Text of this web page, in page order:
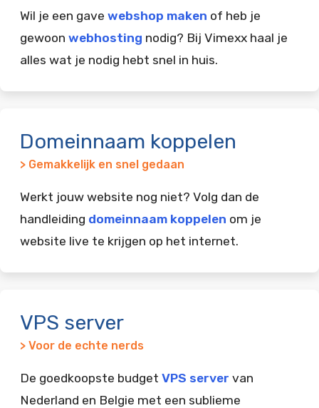
Wil je een gave webshop maken of heb je
gewoon webhosting nodig? Bij Vimexx haal je
alles wat je nodig hebt snel in huis.
Domeinnaam koppelen
> Gemakkelijk en snel gedaan
Werkt jouw website nog niet? Volg dan de
handleiding domeinnaam koppelen om je
website live te krijgen op het internet.
VPS server
> Voor de echte nerds
De goedkoopste budget VPS server van
Nederland en Belgie met een sublieme